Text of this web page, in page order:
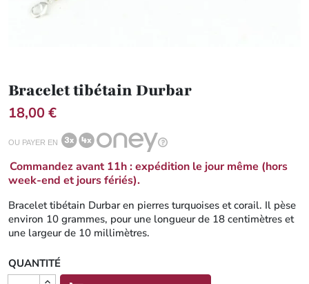
Bracelet tibétain Durbar
18,00 €
OU PAYER EN
Commandez avant 11h : expédition le jour même (hors
week-end et jours fériés).
Bracelet tibétain Durbar en pierres turquoises et corail. Il pèse
environ 10 grammes, pour une longueur de 18 centimètres et
une largeur de 10 millimètres.
QUANTITÉ